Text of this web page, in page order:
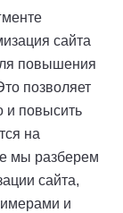
сайта
повышения
позволяет
и повысить
на
мы разберем
сайта,
и